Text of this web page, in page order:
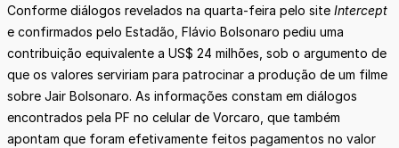
Conforme diálogos revelados na quarta-feira pelo site Intercept
e confirmados pelo Estadão, Flávio Bolsonaro pediu uma
contribuição equivalente a US$ 24 milhões, sob o argumento de
que os valores serviriam para patrocinar a produção de um filme
sobre Jair Bolsonaro. As informações constam em diálogos
encontrados pela PF no celular de Vorcaro, que também
apontam que foram efetivamente feitos pagamentos no valor